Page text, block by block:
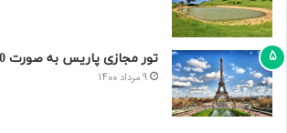
تور مجازی پاریس به صورت 360 درجه | فرانسه
9 مرداد 1400